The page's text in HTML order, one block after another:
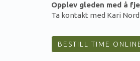
Opplev gleden med å
Ta kontakt med Kari
BESTILL TIME